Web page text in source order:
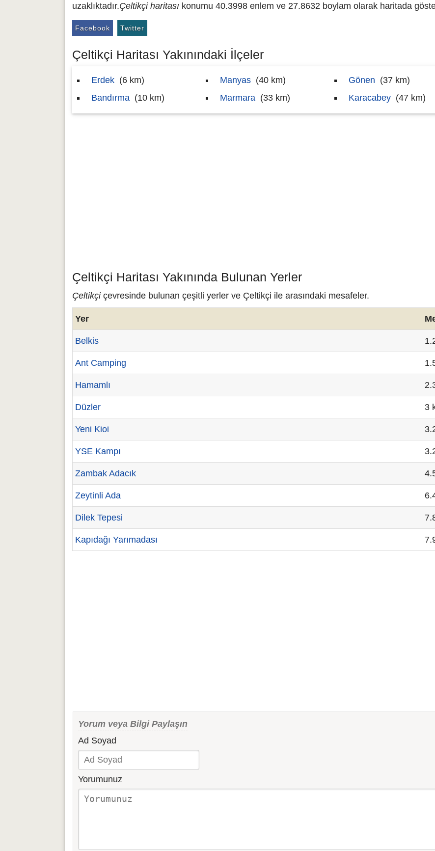
uzaklıktadır.Çeltikçi haritası konumu 40.3998 enlem ve 27.8632 boylam olarak haritada
Facebook Twitter
Çeltikçi Haritası Yakınındaki İlçeler
Erdek (6 km)
Bandırma (10 km)
Manyas (40 km)
Marmara (33 km)
Gönen (37 km)
Karacabey (47 km)
Çeltikçi Haritası Yakınında Bulunan Yerler
Çeltikçiçevresinde bulunan çeşitli yerler ve Çeltikçi ile arasındaki mesafeler.
Yer
Belkis
Ant Camping
Hamamlı
Düzler 3
Yeni Kioi
YSE Kampı
Zambak Adacık
Zeytinli Ada
Dilek Tepesi
Kapıdağı Yarımadası
Yorum veya Bilgi Paylaşın
Ad Soyad
Yorumunuz